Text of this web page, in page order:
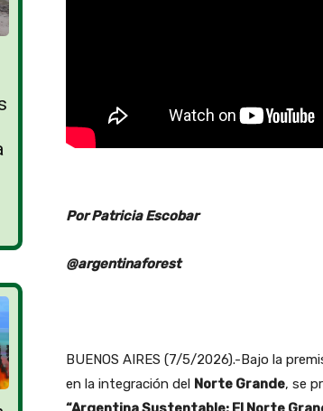
Por Patricia Escobar
@argentinaforest
BUENOS AIRES (7/5/2026).-Bajo la
en la integración del Norte Grande, se